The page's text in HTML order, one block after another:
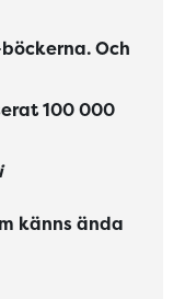
Och
100 000
känns ända